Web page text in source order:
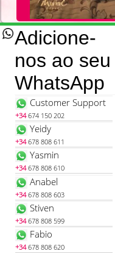
Adicione-
nos ao seu
WhatsApp
Customer Support
+34674 150 202
Yeidy
+34678 808 611
Yasmin
+34678 808 610
Anabel
+34678 808 603
Stiven
+34678 808 599
Fabio
+34678 808 620